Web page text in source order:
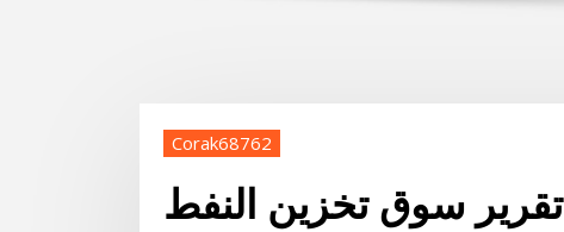
Corak68762
تقرير سوق تخزين النفط